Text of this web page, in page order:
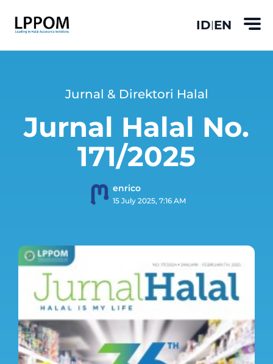
ID|EN
Jurnal & Direktori Halal
Jurnal Halal No.
171/2025
enrico
15 July 2025, 7:16 AM